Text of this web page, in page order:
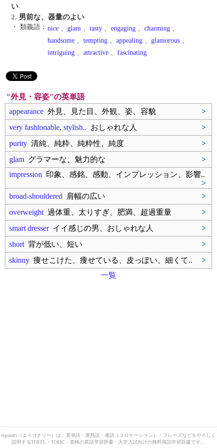
い
2. 男前な、器量のよい
・ 類義語： nice 、 glam 、 tasty 、 engaging 、 charming 、
handsome 、 tempting 、 appealing 、 glamorous 、
intriguing 、 attractive 、 fascinating
"外見・容姿"の英単語
appearance 外見、見た目、外観、姿、容貌
>
very fashionable, stylish.. おしゃれな人
>
purity 清純、純粋、純粋性、純度
>
glam グラマーな、魅力的な
>
impression 印象、感銘、感動、インプレッション、影響..
>
broad-shouldered 肩幅の広い
>
overweight 過体重、太りすぎ、肥満、超過重量
>
smart dresserイイ感じの男、おしゃれな人
>
short 背が低い、短い
>
skinny 痩せこけた、痩せている、皮っぽい、細くて..
>
一覧
eigonary（エイゴナリー）は、英単語・英熟語・連語（コロケーション）・フレーズなどをやさしく
説明するTOEFL・TOEIC・英検の英語学習辞書・大学入試向けの無料英語学習辞書です。